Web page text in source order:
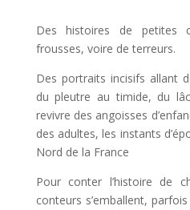
Des histoires de petites
frousses, voire de terreurs.
Des portraits incisifs allant
du pleutre au timide, du
revivre des angoisses
des adultes, les instants
Nord de la France
Pour conter l’histoire de
conteurs s’emballent,